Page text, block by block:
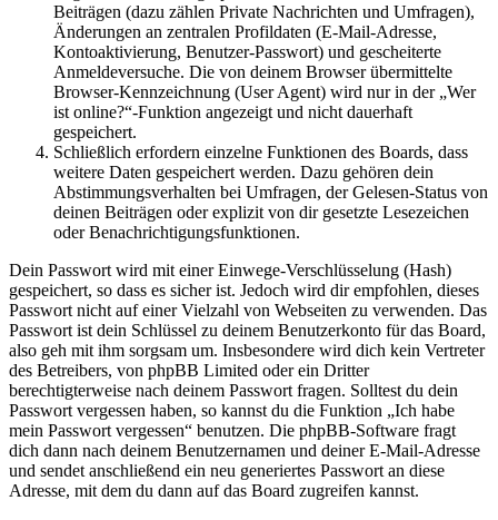
Beiträgen (dazu zählen Private Nachrichten und Umfragen),
Änderungen an zentralen Profildaten (E-Mail-Adresse,
Kontoaktivierung, Benutzer-Passwort) und gescheiterte
Anmeldeversuche. Die von deinem Browser übermittelte
Browser-Kennzeichnung (User Agent) wird nur in der „Wer
ist online?“-Funktion angezeigt und nicht dauerhaft
gespeichert.
Schließlich erfordern einzelne Funktionen des Boards, dass
weitere Daten gespeichert werden. Dazu gehören dein
Abstimmungsverhalten bei Umfragen, der Gelesen-Status von
deinen Beiträgen oder explizit von dir gesetzte Lesezeichen
oder Benachrichtigungsfunktionen.
Dein Passwort wird mit einer Einwege-Verschlüsselung (Hash)
gespeichert, so dass es sicher ist. Jedoch wird dir empfohlen, dieses
Passwort nicht auf einer Vielzahl von Webseiten zu verwenden. Das
Passwort ist dein Schlüssel zu deinem Benutzerkonto für das Board,
also geh mit ihm sorgsam um. Insbesondere wird dich kein Vertreter
des Betreibers, von phpBB Limited oder ein Dritter
berechtigterweise nach deinem Passwort fragen. Solltest du dein
Passwort vergessen haben, so kannst du die Funktion „Ich habe
mein Passwort vergessen“ benutzen. Die phpBB-Software fragt
dich dann nach deinem Benutzernamen und deiner E-Mail-Adresse
und sendet anschließend ein neu generiertes Passwort an diese
Adresse, mit dem du dann auf das Board zugreifen kannst.